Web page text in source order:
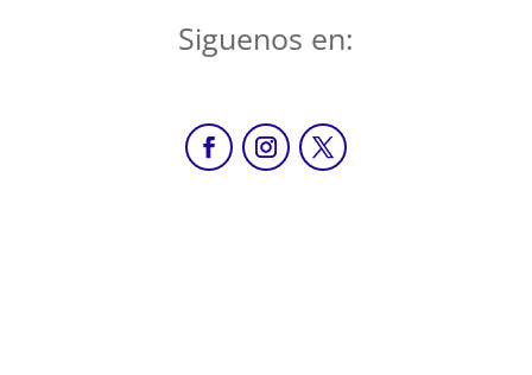
Siguenos en: